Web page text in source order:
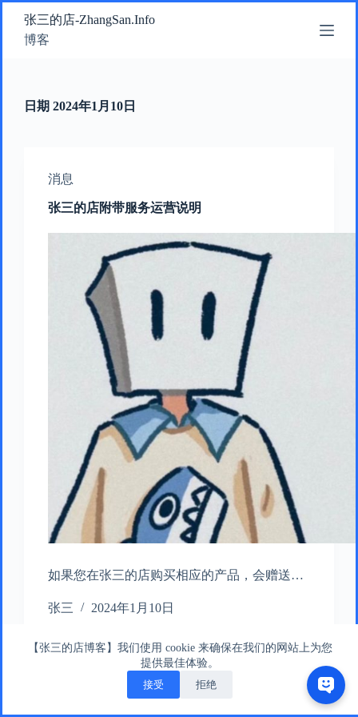
跳
过
内
【张三的店博客】我们使用 cookie 来确保在我们的网站上为您
提供最佳体验。
接受 拒绝
张三的店-ZhangSan.Info
博客
日期 2024年1月10日
消息
张三的店附带服务运营说明
如果您在张三的店购买相应的产品，会赠送…
张三 2024年1月10日